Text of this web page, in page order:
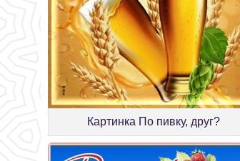
Картинка По пивку, друг?